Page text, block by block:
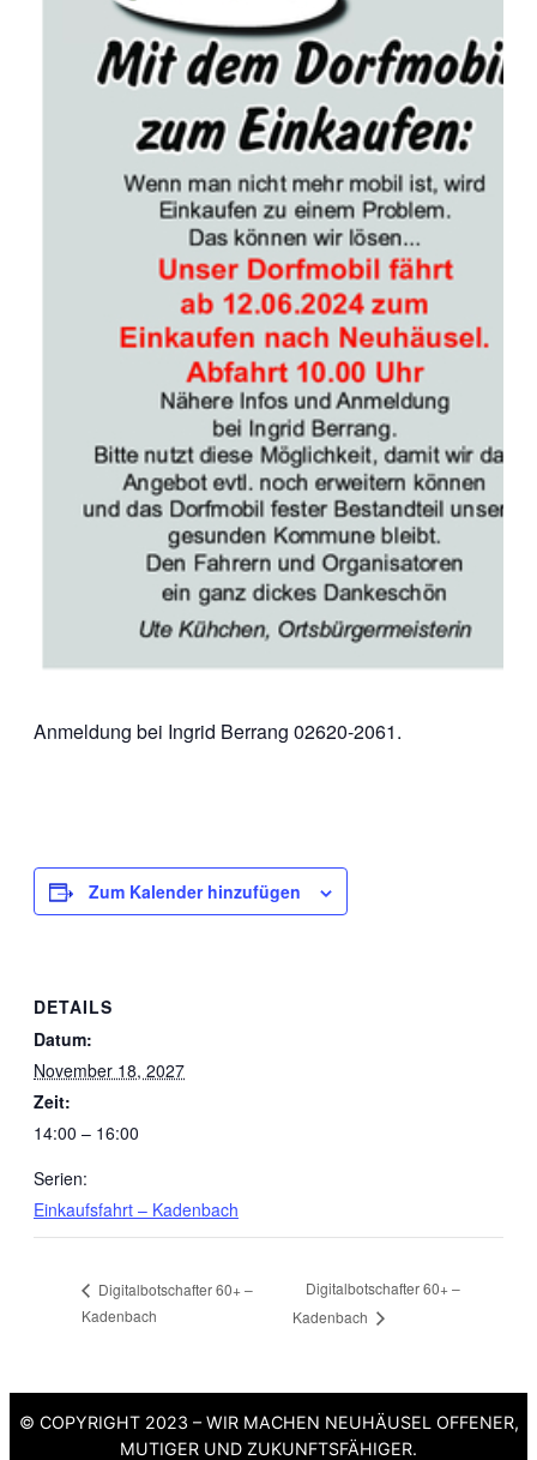
Anmeldung bei Ingrid Berrang 02620-2061.
Zum Kalender hinzufügen
DETAILS
Datum:
November 18, 2027
Zeit:
14:00 – 16:00
Serien:
Einkaufsfahrt – Kadenbach
Digitalbotschafter 60+ –
Kadenbach
Digitalbotschafter 60+ –
Kadenbach
© COPYRIGHT 2023 – WIR MACHEN NEUHÄUSEL OFFENER,
MUTIGER UND ZUKUNFTSFÄHIGER.